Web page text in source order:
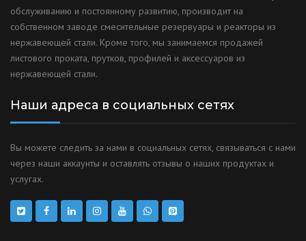
обслуживанию и постоянному развитию, производит на
собственном заводе смесительные резервуары и реакторы из
нержавеющей стали. Кроме того, мы занимаемся продажей
листового проката, прутков, профилей и аксессуаров из
нержавеющей стали.
Наши адреса в социальных сетях
Вы можете следить за нами в социальных сетях, связываться с нами
через наши аккаунты и оставлять отзывы о наших продуктах и
услугах.